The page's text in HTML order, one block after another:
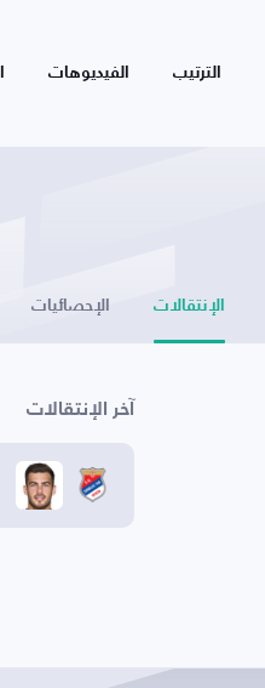
الترتيب الفيديوهات
الإنتقالات الإحصائيات
آخر الإنتقالات